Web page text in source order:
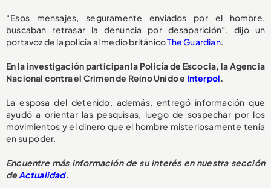
“Esos mensajes, seguramente enviados por el hombre,
buscaban retrasar la denuncia por desaparición”, dijo un
portavoz de la policía al medio británicoThe Guardian.
En la investigación participan la Policía de Escocia, la Agencia
Nacional contra el Crimen de Reino Unido e Interpol.
La esposa del detenido, además, entregó información que
ayudó a orientar las pesquisas, luego de sospechar por los
movimientos y el dinero que el hombre misteriosamente tenía
en su poder.
Encuentre más información de su interés en nuestra sección
deActualidad.